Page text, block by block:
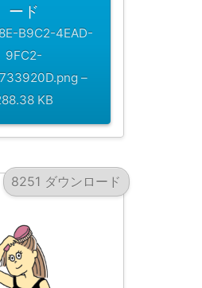
ード
B9C2-4EAD-
9FC2-
–
KB
8251 ダウンロード